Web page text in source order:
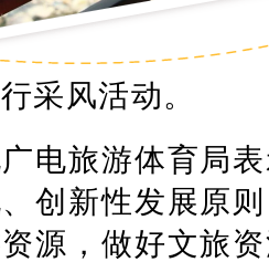
采风活动。
电旅游体育局
创新性发展原
源，做好文旅